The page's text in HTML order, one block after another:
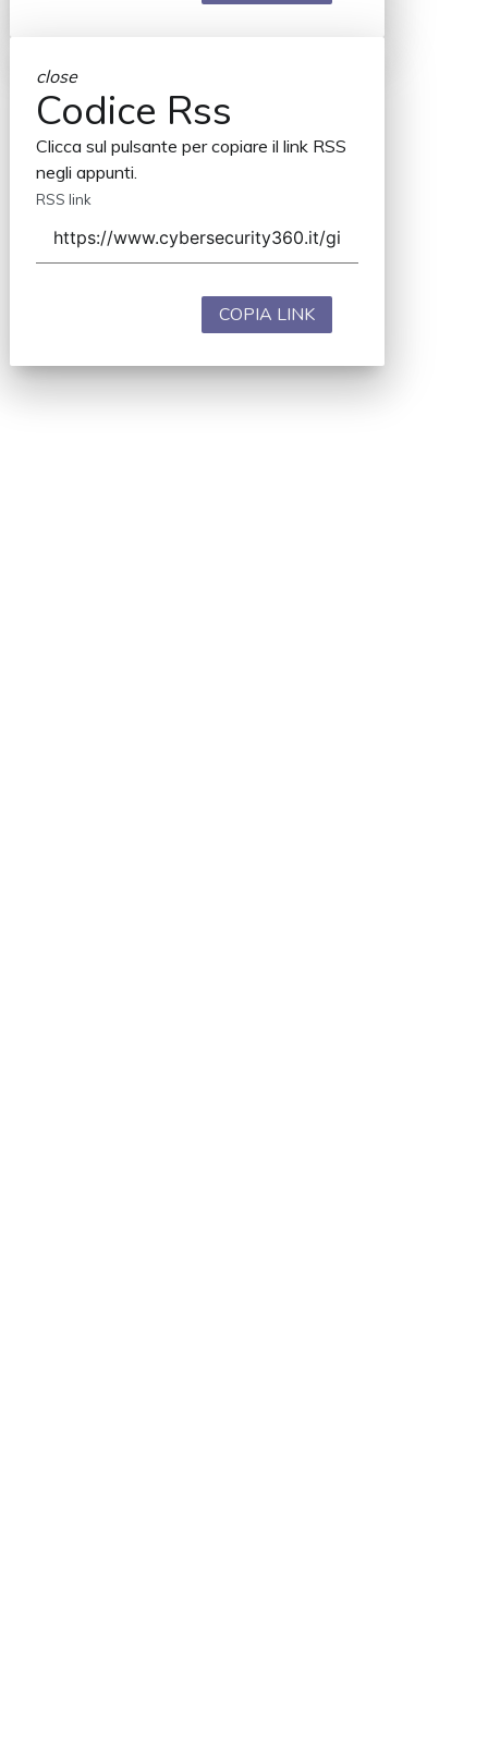
close
Codice Rss
Clicca sul pulsante per copiare il link RSS
negli appunti.
RSS link
COPIA LINK